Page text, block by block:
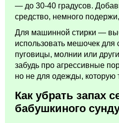
— до 30-40 градусов.
средство, немного
Для машинной стирки —
использовать мешочек для
пуговицы, молнии или
забудь про агрессивные
но не для одежды, которую
Как убрать запах
бабушкиного